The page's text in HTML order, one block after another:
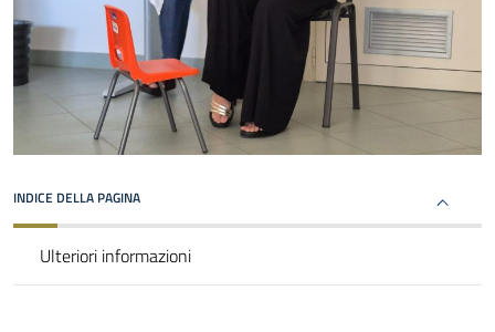
INDICE DELLA PAGINA
Ulteriori informazioni